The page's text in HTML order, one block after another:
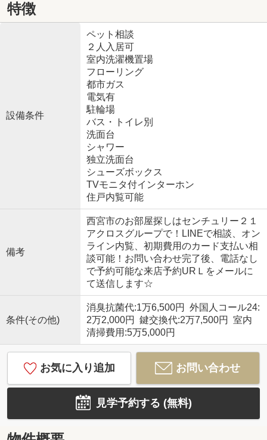
特徴
設備条件
ペット相談
２人入居可
室内洗濯機置場
フローリング
都市ガス
電気有
駐輪場
バス・トイレ別
洗面台
シャワー
独立洗面台
シューズボックス
TVモニタ付インターホン
住戸内覧可能
備考
西宮市のお部屋探しはセンチュリー２１
アクロスグループで！LINEで相談、オン
ライン内覧、初期費用のカード支払い相
談可能！お問い合わせ完了後、電話なし
で予約可能な来店予約URＬをメールに
て送信します☆
条件(その他)
消臭抗菌代:1万6,500円 外国人コール24:
2万2,000円 鍵交換代:2万7,500円 室内
清掃費用:5万5,000円
お気に入り追加 お問い合わせ
見学予約する (無料)